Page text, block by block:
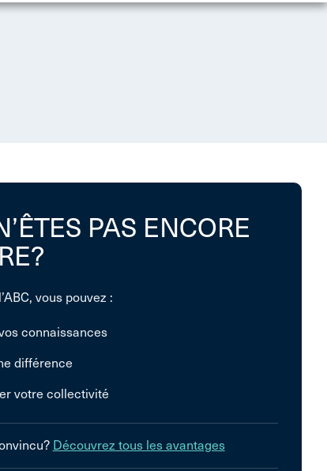
PAS ENCORE
vous pouvez :
connaissances
différence
votre collectivité
Découvrez tous les avantages